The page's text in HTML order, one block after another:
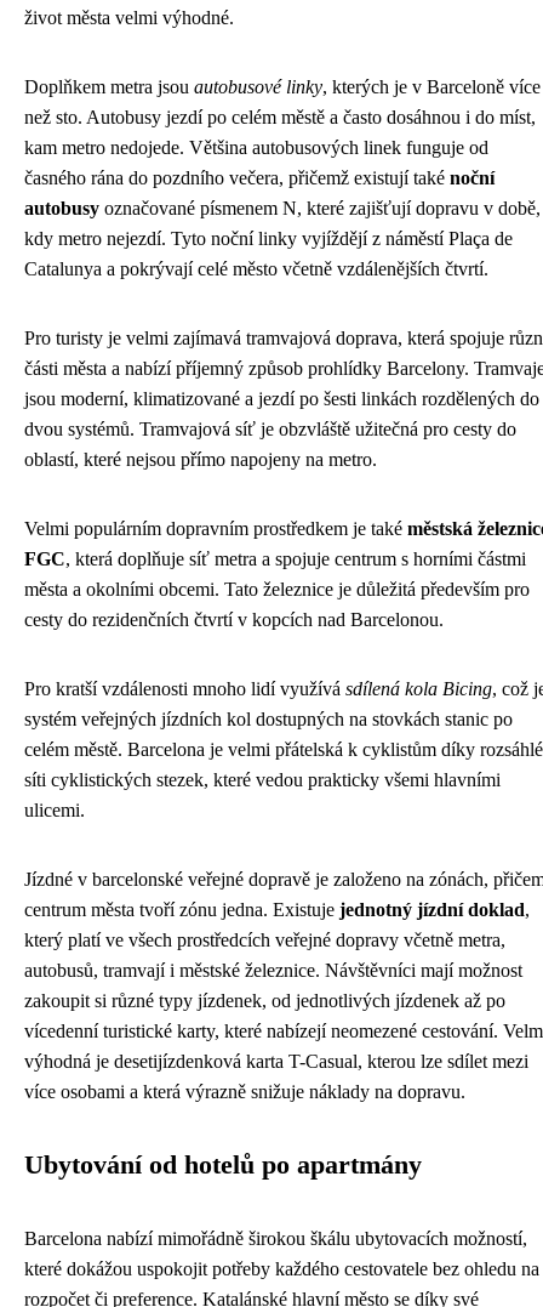
život města velmi výhodné.
Doplňkem metra jsou autobusové linky, kterých je v Barceloně více
než sto. Autobusy jezdí po celém městě a často dosáhnou i do míst,
kam metro nedojede. Většina autobusových linek funguje od
časného rána do pozdního večera, přičemž existují také noční
autobusy označované písmenem N, které zajišťují dopravu v době,
kdy metro nejezdí. Tyto noční linky vyjíždějí z náměstí Plaça de
Catalunya a pokrývají celé město včetně vzdálenějších čtvrtí.
Pro turisty je velmi zajímavá tramvajová doprava, která spojuje
části města a nabízí příjemný způsob prohlídky Barcelony.
jsou moderní, klimatizované a jezdí po šesti linkách rozdělených do
dvou systémů. Tramvajová síť je obzvláště užitečná pro cesty do
oblastí, které nejsou přímo napojeny na metro.
Velmi populárním dopravním prostředkem je také městská
FGC, která doplňuje síť metra a spojuje centrum s horními částmi
města a okolními obcemi. Tato železnice je důležitá především pro
cesty do rezidenčních čtvrtí v kopcích nad Barcelonou.
Pro kratší vzdálenosti mnoho lidí využívá sdílená kola Bicing, což
systém veřejných jízdních kol dostupných na stovkách stanic po
celém městě. Barcelona je velmi přátelská k cyklistům díky rozsáhlé
síti cyklistických stezek, které vedou prakticky všemi hlavními
ulicemi.
Jízdné v barcelonské veřejné dopravě je založeno na zónách,
centrum města tvoří zónu jedna. Existuje jednotný jízdní doklad,
který platí ve všech prostředcích veřejné dopravy včetně metra,
autobusů, tramvají i městské železnice. Návštěvníci mají možnost
zakoupit si různé typy jízdenek, od jednotlivých jízdenek až po
vícedenní turistické karty, které nabízejí neomezené cestování.
výhodná je desetijízdenková karta T-Casual, kterou lze sdílet mezi
více osobami a která výrazně snižuje náklady na dopravu.
Ubytování od hotelů po apartmány
Barcelona nabízí mimořádně širokou škálu ubytovacích možností,
které dokážou uspokojit potřeby každého cestovatele bez ohledu na
rozpočet či preference. Katalánské hlavní město se díky své